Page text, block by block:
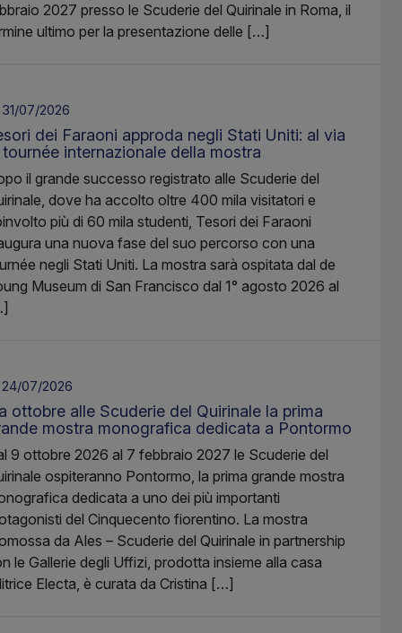
2027 presso le Scuderie del Quirinale in Roma, il
ultimo per la presentazione delle […]
31/07/2026
dei Faraoni approda negli Stati Uniti: al via
tournée internazionale della mostra
il grande successo registrato alle Scuderie del
dove ha accolto oltre 400 mila visitatori e
più di 60 mila studenti, Tesori dei Faraoni
una nuova fase del suo percorso con una
negli Stati Uniti. La mostra sarà ospitata dal de
Museum di San Francisco dal 1° agosto 2026 al
24/07/2026
ottobre alle Scuderie del Quirinale la prima
mostra monografica dedicata a Pontormo
9 ottobre 2026 al 7 febbraio 2027 le Scuderie del
ospiteranno Pontormo, la prima grande mostra
dedicata a uno dei più importanti
del Cinquecento fiorentino. La mostra
da Ales – Scuderie del Quirinale in partnership
le Gallerie degli Uffizi, prodotta insieme alla casa
Electa, è curata da Cristina […]